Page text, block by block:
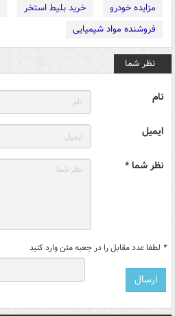
مزایده خودرو
خرید بلیط استخر
فروشنده مواد شیمیایی
نظر شما
نام
ایمیل
نظر شما *
* لطفا عدد مقابل را در جعبه متن وارد کنید